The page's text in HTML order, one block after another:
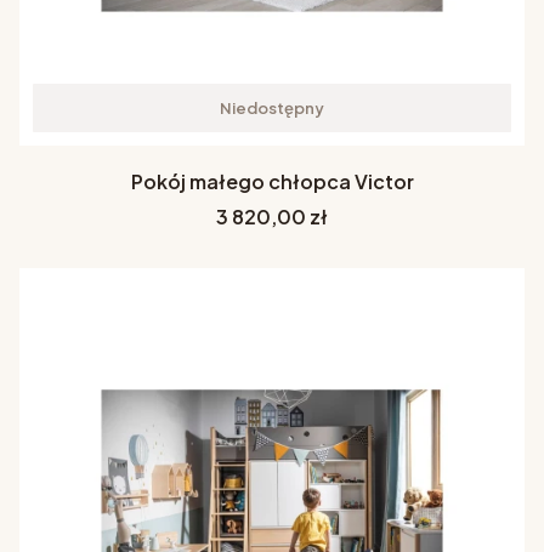
Niedostępny
Pokój małego chłopca Victor
Cena
3 820,00 zł